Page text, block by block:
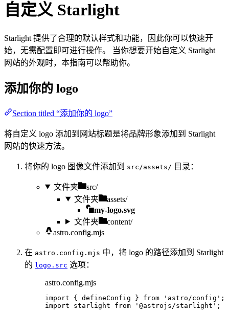
自定义 Starlight
Starlight 提供了合理的默认样式和功能，因此你可以快速开
始，无需配置即可进行操作。 当你想要开始自定义 Starlight
网站的外观时，本指南可以帮助你。
添加你的 logo
Section titled “添加你的 logo”
将自定义 logo 添加到网站标题是将品牌形象添加到 Starlight
网站的快速方法。
将你的 logo 图像文件添加到 src/assets/ 目录：
文件夹
src/
文件夹
assets/
my-logo.svg
文件夹
content/
astro.config.mjs
在 astro.config.mjs 中，将 logo 的路径添加到 Starlight
的 logo.src 选项：
astro.config.mjs
import { defineConfig } from ' astro/config ' ;
import starlight from ' @astrojs/starlight ' ;